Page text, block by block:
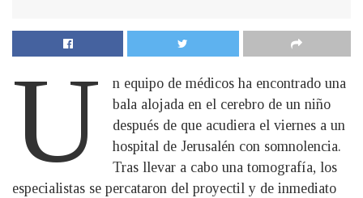
U
n equipo de médicos ha encontrado una
bala alojada en el cerebro de un niño
después de que acudiera el viernes a un
hospital de Jerusalén con somnolencia.
Tras llevar a cabo una tomografía, los
especialistas se percataron del proyectil y de inmediato